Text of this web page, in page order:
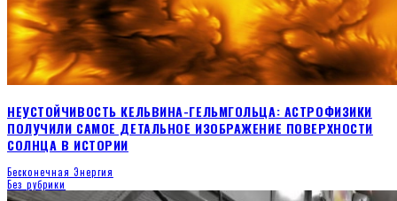
НЕУСТОЙЧИВОСТЬ КЕЛЬВИНА-ГЕЛЬМГОЛЬЦА: АСТРОФИЗИКИ
ПОЛУЧИЛИ САМОЕ ДЕТАЛЬНОЕ ИЗОБРАЖЕНИЕ ПОВЕРХНОСТИ
СОЛНЦА В ИСТОРИИ
Бесконечная Энергия
Без рубрики